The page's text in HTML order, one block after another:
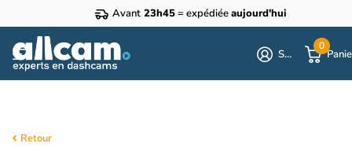
Avant 23h45= expédiéeaujourd'hui
S'identifier
0
Retour